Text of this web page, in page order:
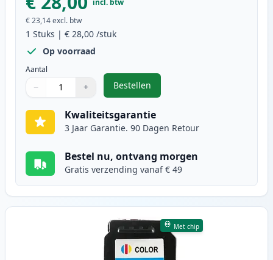
incl. btw
€ 23,14excl. btw
1 Stuks | € 28,00 /stuk
Op voorraad
Aantal
Gebruik de knoppen om aan te passen
− +
1
Bestellen
,Canon PG-545XL inktcartridge
Kwaliteitsgarantie
3 Jaar Garantie. 90 Dagen Retour
Bestel nu, ontvang morgen
Gratis verzending vanaf € 49
Met chip